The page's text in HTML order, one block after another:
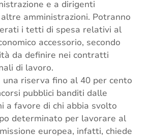
e a dirigenti
amministrazioni. Potranno
i tetti di spesa relativi al
accessorio, secondo
da definire nei contratti
di lavoro.
riserva fino al 40 per cento
pubblici banditi dalle
a favore di chi abbia svolto
determinato per lavorare al
europea, infatti, chiede